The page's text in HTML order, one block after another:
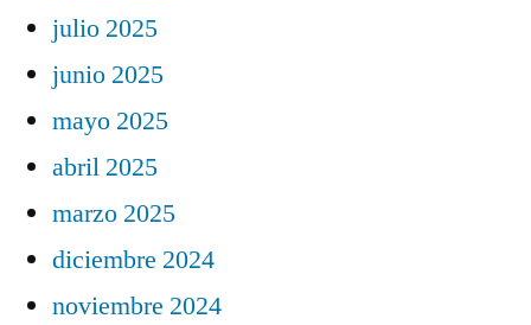
julio 2025
junio 2025
mayo 2025
abril 2025
marzo 2025
diciembre 2024
noviembre 2024